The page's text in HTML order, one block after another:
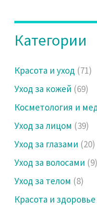
Категории
Красота и уход (71)
Уход за кожей (69)
Косметология и
Уход за лицом (39)
Уход за глазами (20)
Уход за волосами (9)
Уход за телом (8)
Красота и здоровье